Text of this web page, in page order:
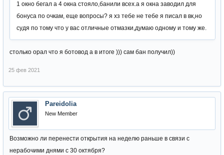
1 окно бегал а 4 окна стояло,банили всех.а я окна заводил для
бонуса по очкам, еще вопросы? я хз тебе не тебе я писал в вк,но
судя по тому что у вас отличные отмазки,думаю одному и тому же.
столько орал что я ботовод а в итоге ))) сам бан получил))
25 фев 2021
Pareidolia
New Member
Возможно ли перенести открытия на неделю раньше в связи с
нерабочими днями с 30 октября?